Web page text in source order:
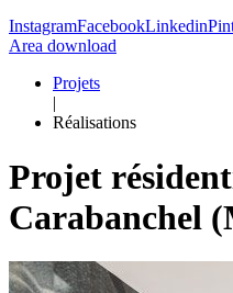
InstagramFacebookLinkedin
Area download
Projets
|
Réalisations
Projet
Carabanchel